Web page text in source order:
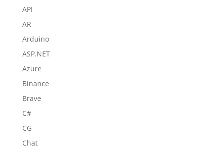
API
AR
Arduino
ASP.NET
Azure
Binance
Brave
C#
CG
Chat